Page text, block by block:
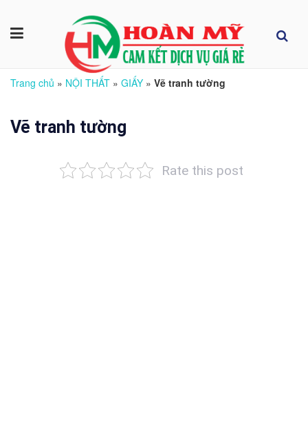
Trang chủ » NỘI THẤT » GIẤY » Vẽ tranh tường
Vẽ tranh tường
Rate this post